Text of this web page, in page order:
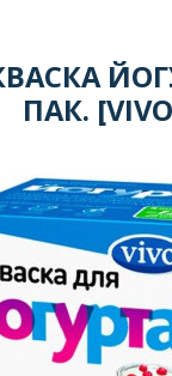
ПАК.